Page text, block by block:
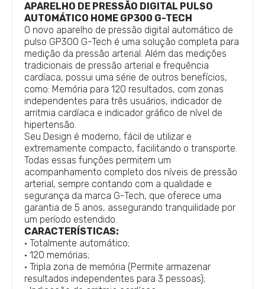
APARELHO DE PRESSÃO DIGITAL PULSO
AUTOMÁTICO HOME GP300 G-TECH
O novo aparelho de pressão digital automático de
pulso GP300 G-Tech é uma solução completa para
medição da pressão arterial. Além das medições
tradicionais de pressão arterial e frequência
cardíaca, possui uma série de outros benefícios,
como: Memória para 120 resultados, com zonas
independentes para três usuários, indicador de
arritmia cardíaca e indicador gráfico de nível de
hipertensão.
Seu Design é moderno, fácil de utilizar e
extremamente compacto, facilitando o transporte.
Todas essas funções permitem um
acompanhamento completo dos níveis de pressão
arterial, sempre contando com a qualidade e
segurança da marca G-Tech, que oferece uma
garantia de 5 anos, assegurando tranquilidade por
um período estendido.
CARACTERÍSTICAS:
• Totalmente automático;
• 120 memórias;
• Tripla zona de memória (Permite armazenar
resultados independentes para 3 pessoas);